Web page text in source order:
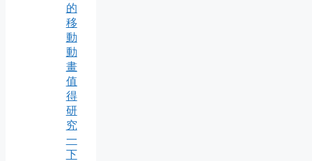
的
移
動
動
畫
值
得
研
究
一
下